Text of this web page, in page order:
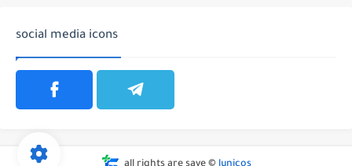
social media icons